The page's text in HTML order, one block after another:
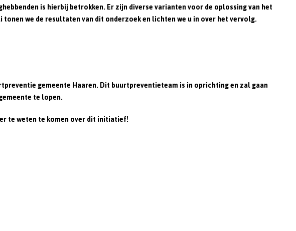
is hierbij betrokken. Er zijn diverse varianten voor de oplossing van het
we de resultaten van dit onderzoek en lichten we u in over het vervolg.
gemeente Haaren. Dit buurtpreventieteam is in oprichting en zal gaan
te lopen.
te weten te komen over dit initiatief!